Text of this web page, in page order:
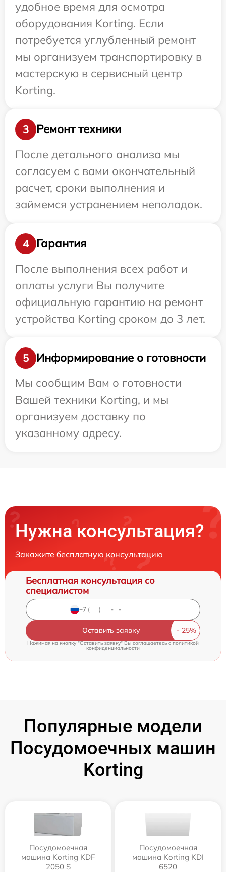
удобное время для осмотра
оборудования Korting. Если
потребуется углубленный ремонт
мы организуем транспортировку в
мастерскую в сервисный центр
Korting.
3
Ремонт техники
После детального анализа мы
согласуем с вами окончательный
расчет, сроки выполнения и
займемся устранением неполадок.
4
Гарантия
После выполнения всех работ и
оплаты услуги Вы получите
официальную гарантию на ремонт
устройства Korting сроком до 3 лет.
5
Информирование о готовности
Мы сообщим Вам о готовности
Вашей техники Korting, и мы
организуем доставку по
указанному адресу.
Нужна консультация?
Закажите бесплатную консультацию
Бесплатная консультация со
специалистом
Оставить заявку
Нажимая на кнопку "Оставить заявку" Вы соглашаетесь cполитикой
конфиденциальности
Популярные модели
Посудомоечных машин
Korting
Посудомоечная
машина Korting KDF
2050 S
Посудомоечная
машина Korting KDI
6520